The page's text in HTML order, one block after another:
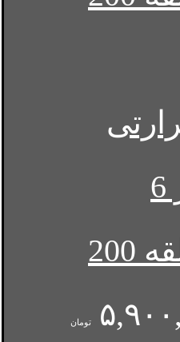
رنگی قطر 6
میلیمتر-حلقه 200
تومان